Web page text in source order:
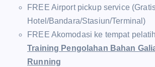
FREE Airport pickup service
Hotel/Bandara/Stasiun/Terminal)
FREE Akomodasi ke tempat
Training Pengolahan Bahan
Running